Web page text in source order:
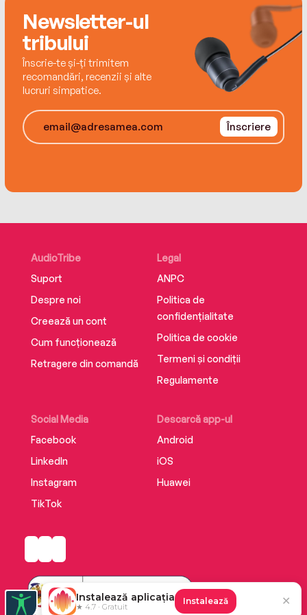
race toward safety, a dogged Soviet KGB officer
forces them to make a heartbreaking choice
between two irreconcilable loyalties.
Newsletter-ul
tribului
Înscrie-te și-ți trimitem
recomandări, recenzii și alte
lucruri simpatice.
Înscriere
AudioTribe
Suport
Despre noi
Creează un cont
Cum funcționează
Retragere din comandă
Social Media
Facebook
LinkedIn
Instagram
TikTok
Descarcă app-ul
Android
iOS
Huawei
Legal
ANPC
Politica de
confidențialitate
Politica de cookie
Termeni și condiții
Regulamente
Instalează aplicația
★ 4.7 · Gratuit
Instalează ✕